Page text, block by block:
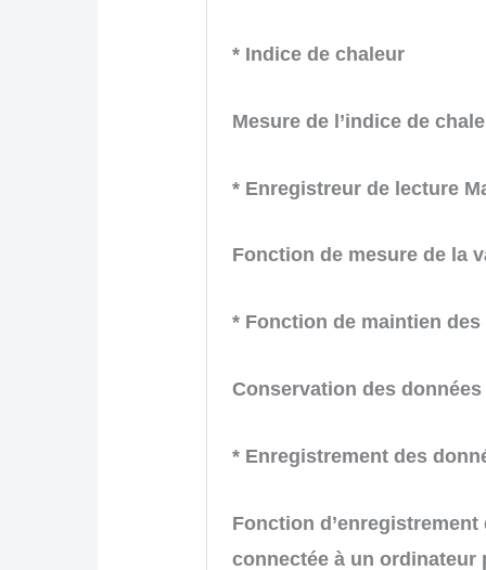
* Indice de chaleur
Mesure de l’indice de
* Enregistreur de lecture
Fonction de mesure de la
* Fonction de maintien
Conservation des
* Enregistrement des
Fonction
connectée à un